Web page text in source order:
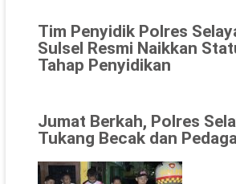
Tim Penyidik Polres
Sulsel Resmi Naikkan
Tahap Penyidikan
Jumat Berkah, Polres
Tukang Becak dan